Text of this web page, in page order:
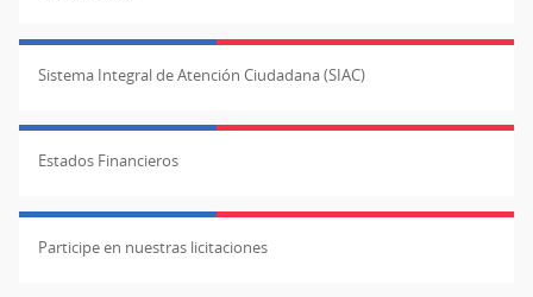
Sistema Integral de Atención Ciudadana (SIAC)
Estados Financieros
Participe en nuestras licitaciones